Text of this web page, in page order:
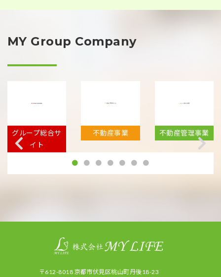
MY Group Company
サ 不動産事業 不動産管理事業
フィット
〒612-8018 京都市伏見区桃山町丹後18-23